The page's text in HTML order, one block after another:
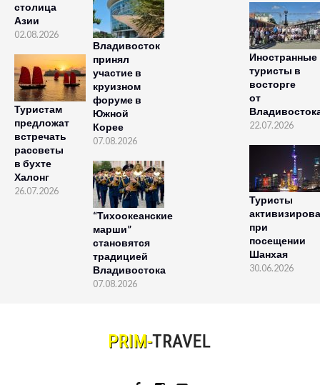
столица
Азии
02.08.2026
Туристам
предложат
встречать
рассветы
в бухте
Халонг
26.07.2026
Владивосток
принял
участие в
круизном
форуме в
Южной
Корее
07.08.2026
“Тихоокеанские
марши”
становятся
традицией
Владивостока
07.08.2026
Иностранные
туристы в
восторге
от
22.07.2026
Туристы
при
посещении
Шанхая
30.06.2026